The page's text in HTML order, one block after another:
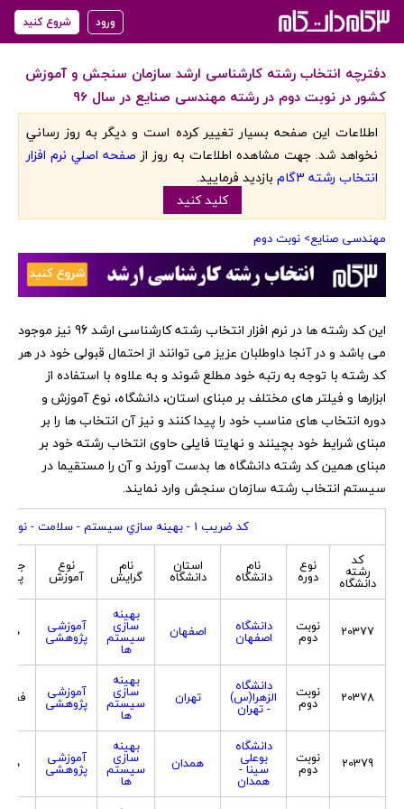
ورود شروع کنید
دفترچه انتخاب رشته کارشناسی ارشد سازمان سنجش و آموزش
کشور در نوبت دوم در رشته مهندسی صنایع در سال 96
اطلاعات اين صفحه بسيار تغيير کرده است و ديگر به روز رساني
نخواهد شد. جهت مشاهده اطلاعات به روز از صفحه اصلي نرم افزار
انتخاب رشته 3گام
بازديد فرماييد.
کليد کنيد
مهندسی صنایع> نوبت دوم
‏این کد رشته ها در نرم افزار انتخاب رشته کارشناسی ارشد 96 نیز موجود
می باشد و در آنجا داوطلبان عزیز می توانند از احتمال قبولی خود در هر
کد رشته با توجه به رتبه خود مطلع شوند و به علاوه با استفاده از
ابزارها و فیلتر های مختلف بر مبنای استان، دانشگاه، نوع آموزش و
دوره انتخاب های مناسب خود را پیدا کنند و نیز آن انتخاب ها را بر
مبنای شرایط خود بچینند و نهایتا فایلی حاوی انتخاب رشته خود بر
مبنای همین کد رشته دانشگاه ها بدست آورند و آن را مستقیما در
سیستم انتخاب رشته سازمان سنجش وارد نمایند.
کد ضريب 1 - بهينه سازي سيستم - سلامت - نوآوري
کد
رشته
دانشگاه
نوع
دوره
نام
دانشگاه
استان
دانشگاه
نام
گرایش
نوع
آموزش
20377 نوبت
دوم
دانشگاه
اصفهان اصفهان
بهینه
سازی
سیستم
ها
آموزشی
پژوهشی هر
20378 نوبت
دوم
دانشگاه
الزهرا(س)
- تهران
تهران
بهینه
سازی
سیستم
ها
آموزشی
پژوهشی فقط
20379 نوبت
دوم
دانشگاه
بوعلی
سینا -
همدان
همدان
بهینه
سازی
سیستم
ها
آموزشی
پژوهشی هر